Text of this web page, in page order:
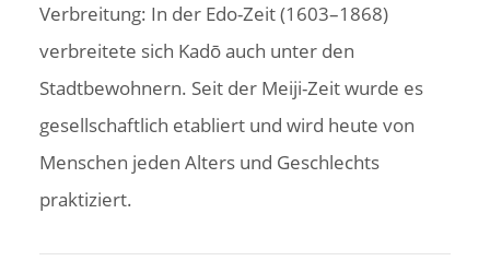
Verbreitung: In der Edo-Zeit (1603–1868)
verbreitete sich Kadō auch unter den
Stadtbewohnern. Seit der Meiji-Zeit wurde es
gesellschaftlich etabliert und wird heute von
Menschen jeden Alters und Geschlechts
praktiziert.